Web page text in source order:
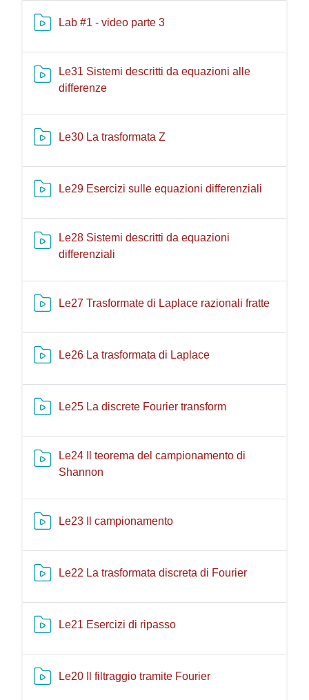
Lab #1 - video parte 3Risorsa video Kaltura
Le31 Sistemi descritti da equazioni alle
differenzeRisorsa video Kaltura
Le30 La trasformata Z
Le29 Esercizi sulle equazioni differenziali
Le28 Sistemi descritti da equazioni
differenziali
Le27 Trasformate di Laplace razionali fratte
Le26 La trasformata di LaplaceRisorsa video
Le25 La discrete Fourier transformRisorsa video
Le24 Il teorema del campionamento di
Shannon
Le23 Il campionamentoRisorsa video Kaltura
Le22 La trasformata discreta di FourierRisorsa
Le21 Esercizi di ripassoRisorsa video Kaltura
Le20 Il filtraggio tramite FourierRisorsa video